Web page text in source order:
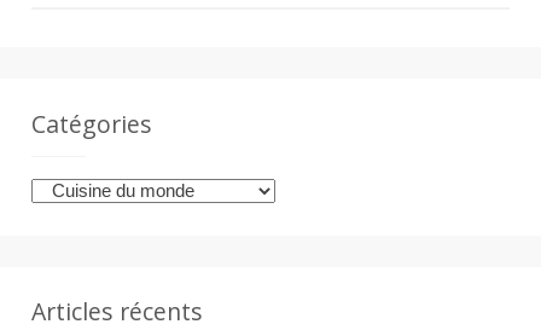
Catégories
Catégories
Articles récents